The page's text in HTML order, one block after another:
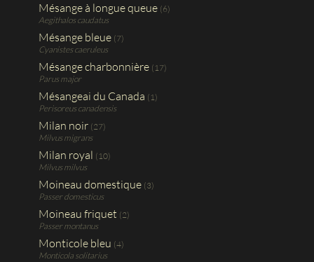
Mésange à longue queue (6)
Aegithalos caudatus
Mésange bleue (7)
Cyanistes caeruleus
Mésange charbonnière (17)
Parus major
Mésangeai du Canada (1)
Perisoreus canadensis
Milan noir (27)
Milvus migrans
Milan royal (10)
Milvus milvus
Moineau domestique (3)
Passer domesticus
Moineau friquet (2)
Passer montanus
Monticole bleu (4)
Monticola solitarius